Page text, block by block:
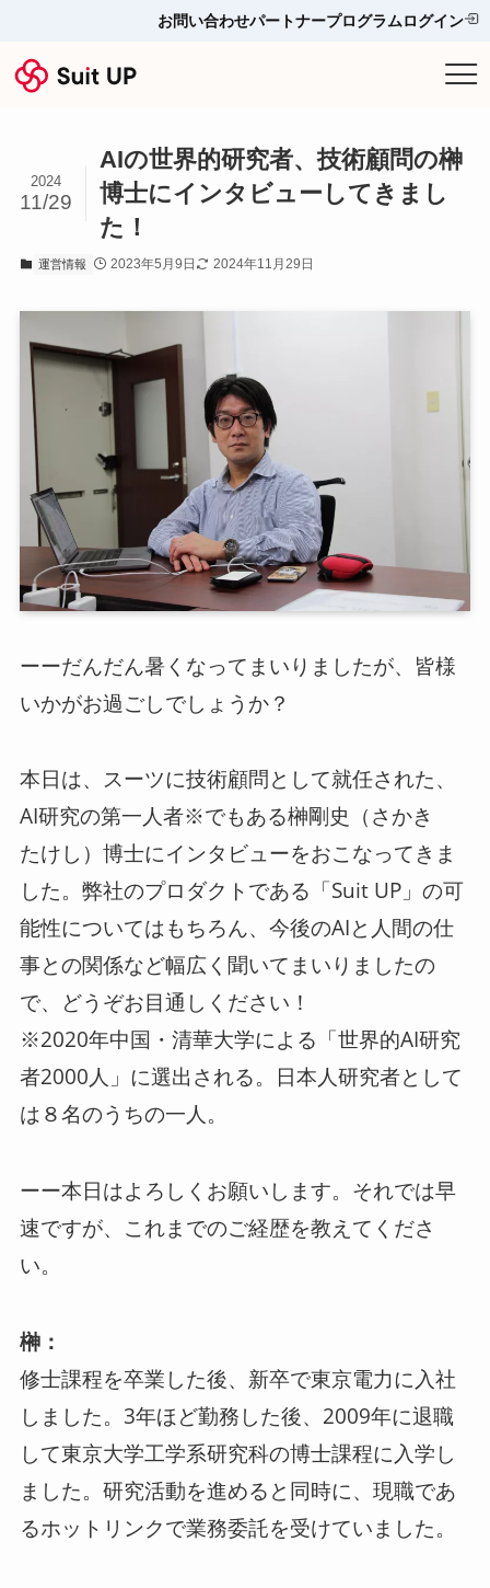
プランと料金
他ツールとの比較＆選び方
お役立ち情報
お問い合わせ
ログイン
スーツアップを無料ではじめる▶
サービス概要資料はこちら
お問い合わせパートナープログラムログイン
AIの世界的研究者、技術顧問の榊
博士にインタビューしてきまし
た！
2024
11/29
運営情報 2023年5月9日 2024年11月29日
ーーだんだん暑くなってまいりましたが、皆様
いかがお過ごしでしょうか？
本日は、スーツに技術顧問として就任された、
AI研究の第一人者※でもある榊剛史（さかき
たけし）博士にインタビューをおこなってきま
した。弊社のプロダクトである「Suit UP」の可
能性についてはもちろん、今後のAIと人間の仕
事との関係など幅広く聞いてまいりましたの
で、どうぞお目通しください！
※2020年中国・清華大学による「世界的AI研究
者2000人」に選出される。日本人研究者として
は８名のうちの一人。
ーー本日はよろしくお願いします。それでは早
速ですが、これまでのご経歴を教えてくださ
い。
榊：
修士課程を卒業した後、新卒で東京電力に入社
しました。3年ほど勤務した後、2009年に退職
して東京大学工学系研究科の博士課程に入学し
ました。研究活動を進めると同時に、現職であ
るホットリンクで業務委託を受けていました。